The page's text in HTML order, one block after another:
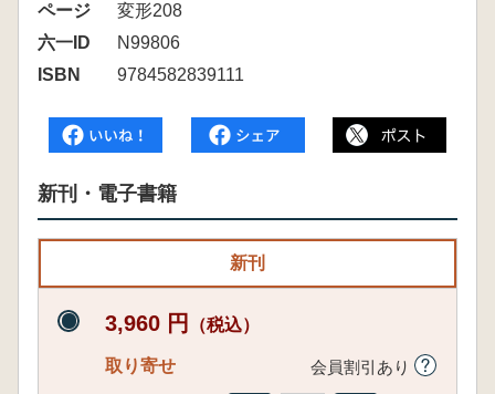
ページ
変形208
六一ID
N99806
ISBN
9784582839111
新刊・電子書籍
新刊
3,960 円 （税込）
取り寄せ 会員割引あり